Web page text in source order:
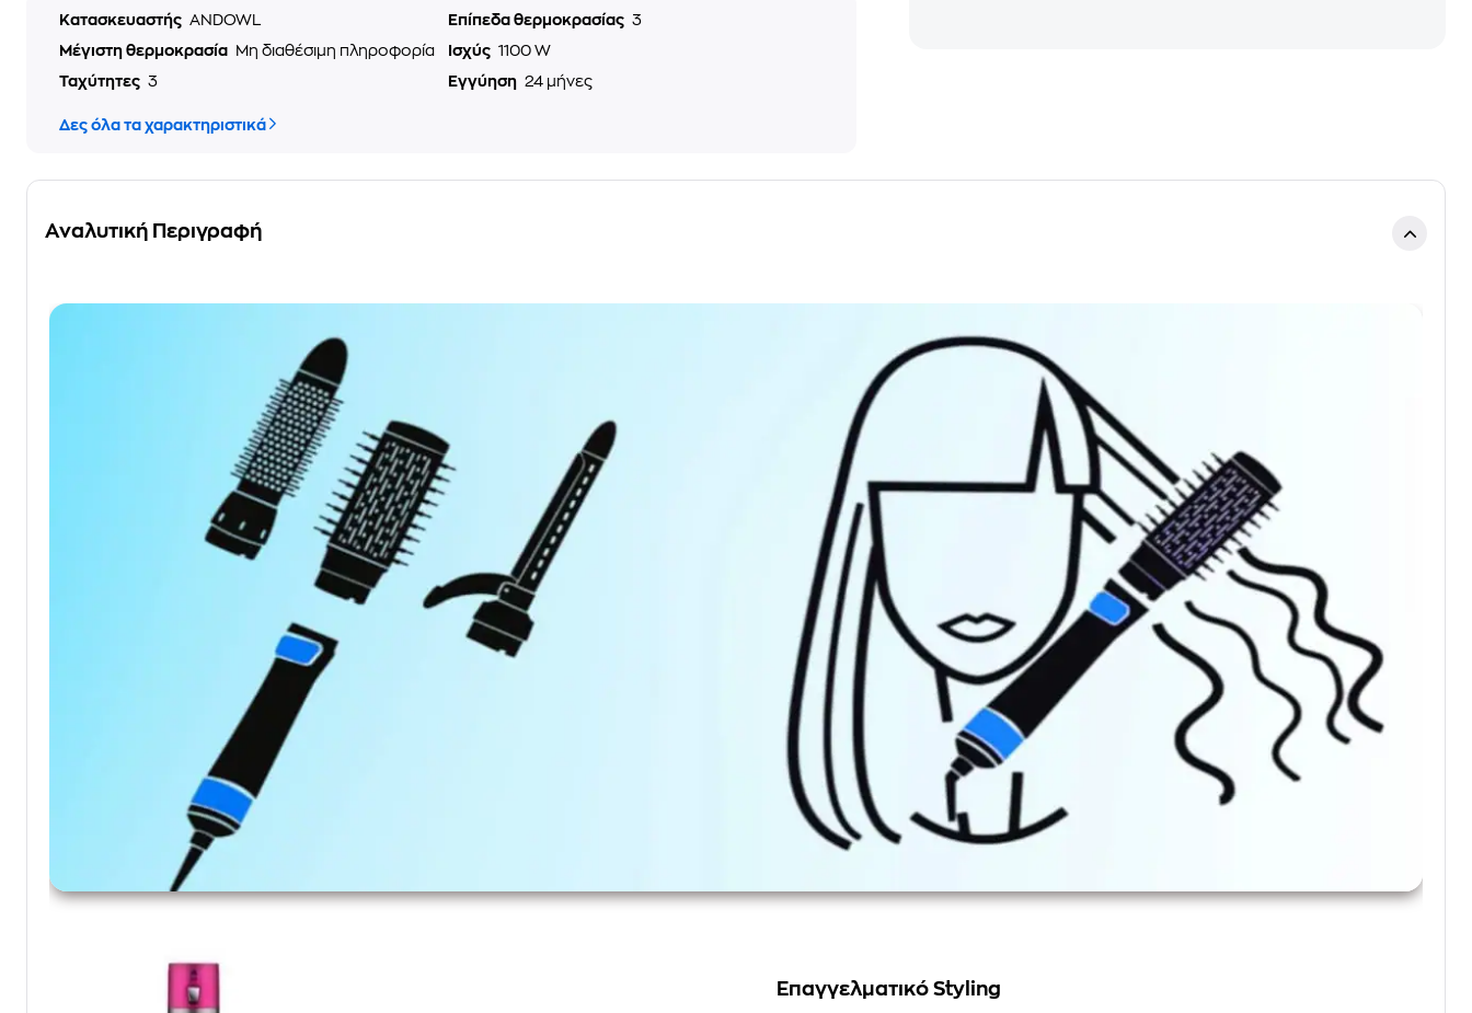
Κατασκευαστής ANDOWL Επίπεδα θερμοκρασίας 3
Μέγιστη θερμοκρασία
Μη διαθέσιμη πληροφορία Ισχύς 1100 W
Ταχύτητες 3 Εγγύηση 24 μήνες
Δες όλα τα χαρακτηριστικά
Αναλυτική Περιγραφή
Επαγγελματικό Styling